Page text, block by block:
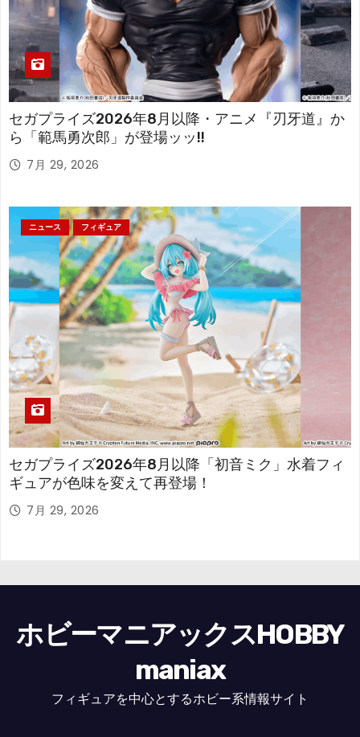
セガプライズ2026年8月以降・アニメ『刃牙道』か
ら「範馬勇次郎」が登場ッッ!!
7月 29, 2026
ニュース フィギュア
セガプライズ2026年8月以降「初音ミク」水着フィ
ギュアが色味を変えて再登場！
7月 29, 2026
ホビーマニアックスHOBBY
maniax
フィギュアを中心とするホビー系情報サイト